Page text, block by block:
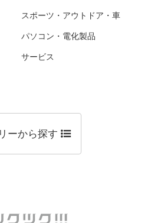
スポーツ・アウトドア・車
パソコン・電化製品
サービス
ーから探す